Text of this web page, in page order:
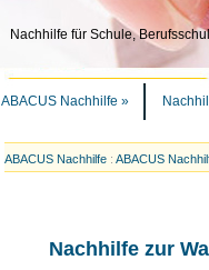
Nachhilfe für Schule,
ABACUS Nachhilfe »
ABACUS Nachhilfe : ABACUS
Nachhilfe zur